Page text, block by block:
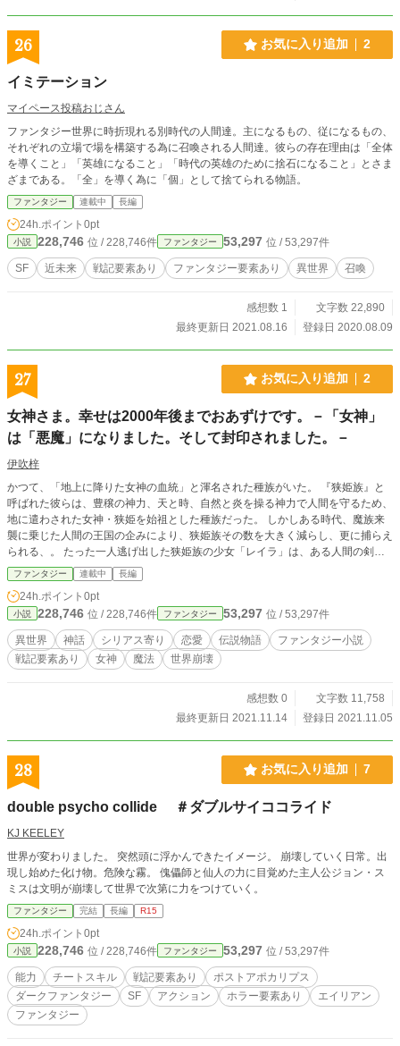
26 お気に入り追加 2
イミテーション
マイペース投稿おじさん
ファンタジー世界に時折現れる別時代の人間達。主になるもの、従になるもの、
それぞれの立場で場を構築する為に召喚される人間達。彼らの存在理由は「全体
を導くこと」「英雄になること」「時代の英雄のために捨石になること」とさま
ざまである。「全」を導く為に「個」として捨てられる物語。
ファンタジー 連載中 長編
24h.ポイント 0pt
小説 228,746 位 / 228,746件 ファンタジー 53,297 位 / 53,297件
SF 近未来 戦記要素あり ファンタジー要素あり 異世界 召喚
感想数 1
文字数 22,890
最終更新日 2021.08.16
登録日 2020.08.09
27 お気に入り追加 2
女神さま。幸せは2000年後までおあずけです。－「女神」
は「悪魔」になりました。そして封印されました。－
伊吹梓
かつて、「地上に降りた女神の血統」と渾名された種族がいた。 『狭姫族』と
呼ばれた彼らは、豊穣の神力、天と時、自然と炎を操る神力で人間を守るため、
地に遣わされた女神・狭姫を始祖とした種族だった。 しかしある時代、魔族来
襲に乗じた人間の王国の企みにより、狭姫族その数を大きく減らし、更に捕らえ
られる、。 たった一人逃げ出した狭姫族の少女「レイラ」は、ある人間の剣士
と出会い、別れ、また再会する。しかしある出来事から、レイラは剣士に封印さ
れてしまう。 2000年後、ある条件によって封印が解かれるように設定されて。
そして、2000年後… ※ 特に第1章は、各話記憶を回想する形で時系列が分解さ
れています。 「あれ？誰の、どの時点の話書いてたっけ…？？」とよくパニ
クってるのはナイショです。 ※この作品は、小説家になろう様、カクヨム様に
も掲載しております。
ファンタジー 連載中 長編
24h.ポイント 0pt
小説 228,746 位 / 228,746件 ファンタジー 53,297 位 / 53,297件
異世界 神話 シリアス寄り 恋愛 伝説物語
ファンタジー小説
戦記要素あり
女神 魔法 世界崩壊
感想数 0
文字数 11,758
最終更新日 2021.11.14
登録日 2021.11.05
28 お気に入り追加 7
double psycho collide ＃ダブルサイココライド
KJ KEELEY
世界が変わりました。 突然頭に浮かんできたイメージ。 崩壊していく日常。出
現し始めた化け物。危険な霧。 傀儡師と仙人の力に目覚めた主人公ジョン・ス
ミスは文明が崩壊して世界で次第に力をつけていく。
ファンタジー 完結 長編 R15
24h.ポイント 0pt
小説 228,746 位 / 228,746件 ファンタジー 53,297 位 / 53,297件
能力 チートスキル 戦記要素あり
ポストアポカリプス
ダークファンタジー
SF アクション ホラー要素あり
エイリアン
ファンタジー